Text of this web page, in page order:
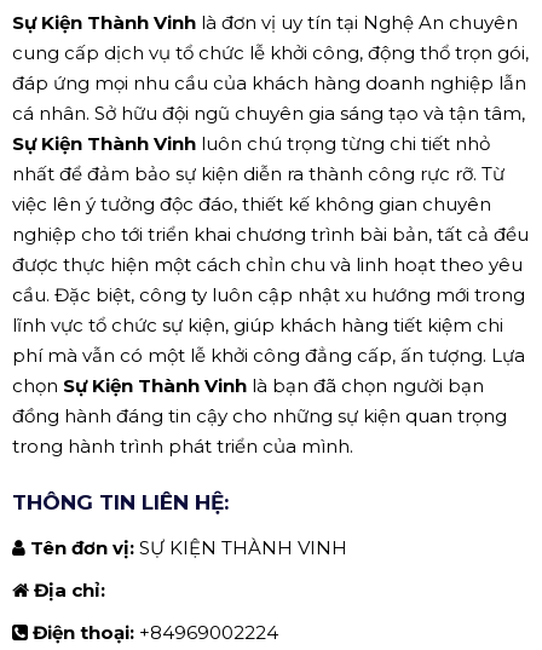
Sự Kiện Thành Vinh là đơn vị uy tín tại Nghệ An chuyên
cung cấp dịch vụ tổ chức lễ khởi công, động thổ trọn gói,
đáp ứng mọi nhu cầu của khách hàng doanh nghiệp lẫn
cá nhân. Sở hữu đội ngũ chuyên gia sáng tạo và tận tâm,
Sự Kiện Thành Vinh luôn chú trọng từng chi tiết nhỏ
nhất để đảm bảo sự kiện diễn ra thành công rực rỡ. Từ
việc lên ý tưởng độc đáo, thiết kế không gian chuyên
nghiệp cho tới triển khai chương trình bài bản, tất cả đều
được thực hiện một cách chỉn chu và linh hoạt theo yêu
cầu. Đặc biệt, công ty luôn cập nhật xu hướng mới trong
lĩnh vực tổ chức sự kiện, giúp khách hàng tiết kiệm chi
phí mà vẫn có một lễ khởi công đẳng cấp, ấn tượng. Lựa
chọn Sự Kiện Thành Vinh là bạn đã chọn người bạn
đồng hành đáng tin cậy cho những sự kiện quan trọng
trong hành trình phát triển của mình.
THÔNG TIN LIÊN HỆ:
Tên đơn vị: SỰ KIỆN THÀNH VINH
Địa chỉ:
Điện thoại: +84969002224